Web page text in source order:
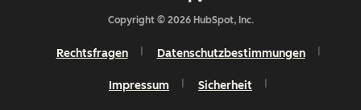
Copyright © 2026 HubSpot, Inc.
Rechtsfragen Datenschutzbestimmungen
Impressum Sicherheit